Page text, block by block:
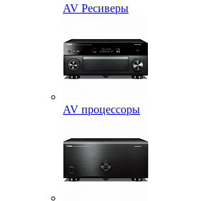
AV Ресиверы
AV процессоры